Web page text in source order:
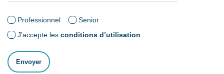
Professionnel
Senior
J’accepte les conditions d’utilisation